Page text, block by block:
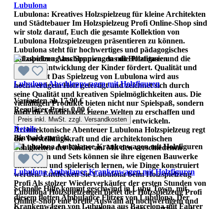
Lubulona
Lubulona: Kreatives Holzspielzeug für kleine Architekten
und Städtebauer Im Holzspielzeug Profi Online-Shop sind
wir stolz darauf, Euch die gesamte Kollektion von
Lubulona Holzspielzeugen präsentieren zu können.
Lubulona steht für hochwertiges und pädagogisches
Holzspielzeug aus Spanien, das die Phantasie und die
kreative Entwicklung der Kinder fördert. Qualität und
Kreativität Das Spielzeug von Lubulona wird aus
hochwertigem Holz gefertigt und zeichnet sich durch
seine Qualität und kreativen Spielmöglichkeiten aus. Die
vielfältigen Produkte bieten nicht nur Spielspaß, sondern
auch die Möglichkeit, eigene Welten zu erschaffen und
spielerisch die Vorstellungskraft zu entwickeln.
Architektonische Abenteuer Lubulona Holzspielzeug regt
die Vorstellungskraft und die architektonischen
Fähigkeiten der Kinder an. Mit den verschiedenen
Bausteinen und Sets können sie ihre eigenen Bauwerke
entwerfen und spielerisch lernen, wie Dinge konstruiert
werden. Entdecken Sie Lubulona beim Holzspielzeug
Profi Als stolzer Wiederverkäufer der ersten Stunden von
Lubulona Holzspielzeugen bietet der Holzspielzeug Profi
Online-Shop eine breite Auswahl an hochwertigem und
Lubulona Abschleppwagen mit Holzfiguren
Varianten ab17,90 €
Regulärer Preis:0,00 €
Preis inkl. MwSt. zzgl. Versandkosten
Details
Bin bald zurück
Lubulona Ambulance Krankenwagen mit Holzfiguren
Schnelle Hilfe kommt geschwind in Lubu Town, mit
diesem flotten Ambulance Flitzer von Lubulona. Der
Krankenwagen von Lubulona aus Barcelona mit Fahrer